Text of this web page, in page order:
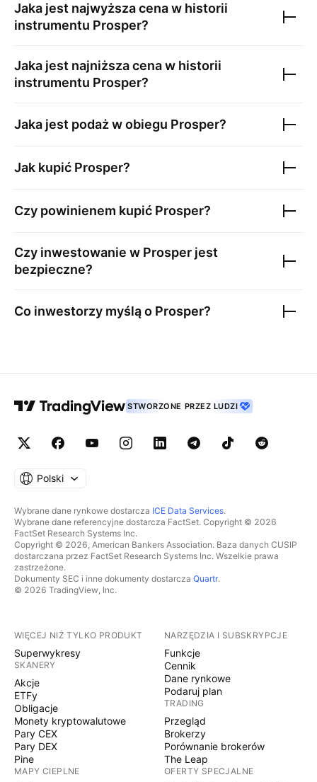
Jaka jest najwyższa cena w historii
instrumentu Prosper?
Jaka jest najniższa cena w historii
instrumentu Prosper?
Jaka jest podaż w obiegu Prosper?
Jak kupić Prosper?
Czy powinienem kupić Prosper?
Czy inwestowanie w Prosper jest
bezpieczne?
Co inwestorzy myślą o Prosper?
STWORZONE PRZEZ LUDZI
Polski
Wybrane dane rynkowe dostarcza ICE Data Services.
Wybrane dane referencyjne dostarcza FactSet. Copyright © 2026
FactSet Research Systems Inc.
Copyright © 2026, American Bankers Association. Baza danych CUSIP
dostarczana przez FactSet Research Systems Inc. Wszelkie prawa
zastrzeżone.
Dokumenty SEC i inne dokumenty dostarcza Quartr.
© 2026 TradingView, Inc.
WIĘCEJ NIŻ TYLKO PRODUKT
Superwykresy
SKANERY
Akcje
ETFy
Obligacje
Monety kryptowalutowe
Pary CEX
Pary DEX
Pine
MAPY CIEPLNE
NARZĘDZIA I SUBSKRYPCJE
Funkcje
Cennik
Dane rynkowe
Podaruj plan
TRADING
Przegląd
Brokerzy
Porównanie brokerów
The Leap
OFERTY SPECJALNE